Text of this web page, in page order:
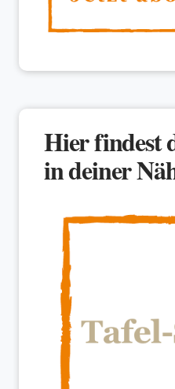
Hier findest
in deiner